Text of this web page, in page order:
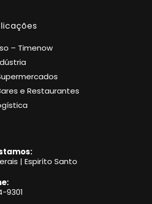
– Timenow
e Restaurantes
| Espiríto Santo
9301